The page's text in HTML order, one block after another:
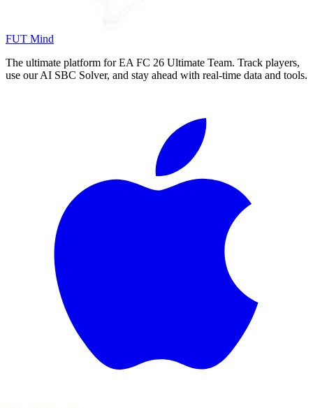
FUT Mind
The ultimate platform for EA FC 26 Ultimate Team. Track players,
use our AI SBC Solver, and stay ahead with real-time data and tools.